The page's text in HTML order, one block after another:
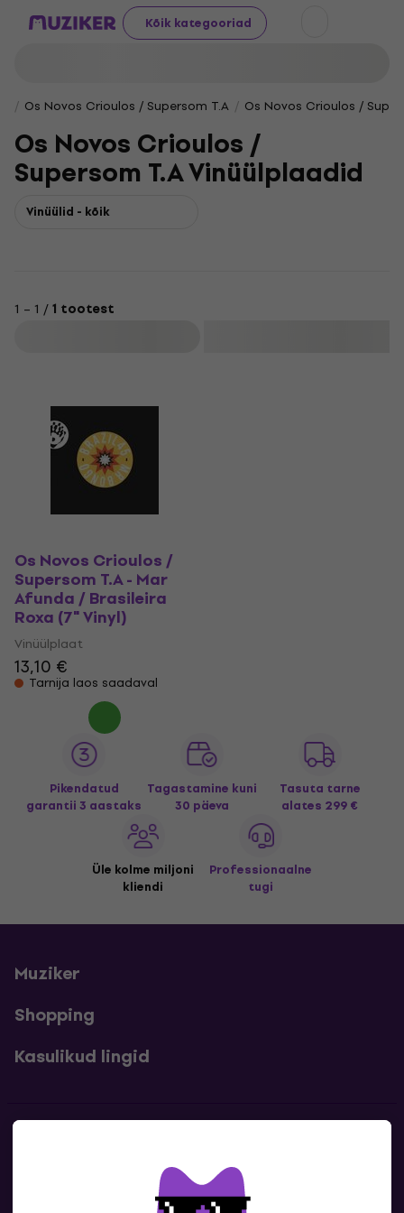
Kõik kategooriad
Os Novos Crioulos / Supersom T.A Os Novos Crioulos /
Os Novos Crioulos /
Supersom T.A Vinüülplaadid
Vinüülid - kõik
1 – 1 /1 tootest
Os Novos Crioulos /
Supersom T.A - Mar
Afunda / Brasileira
Roxa (7" Vinyl)
Vinüülplaat
13,10 €
Tarnija laos saadaval
Pikendatud
garantii 3 aastaks
Tagastamine kuni
30 päeva
Tasuta tarne
alates 299 €
Üle kolme miljoni
kliendi
Professionaalne
tugi
Muziker
Shopping
Kasulikud lingid
Kontaktandmed